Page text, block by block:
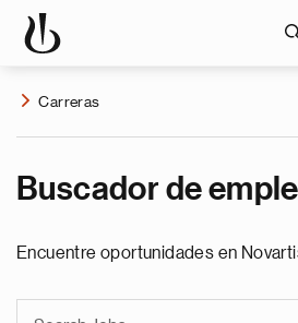
Carreras
Buscador de
Encuentre oportunidades en